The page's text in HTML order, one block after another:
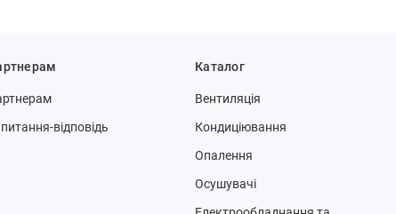
відповідь
Каталог
Вентиляція
Кондиціювання
Опалення
Осушувачі